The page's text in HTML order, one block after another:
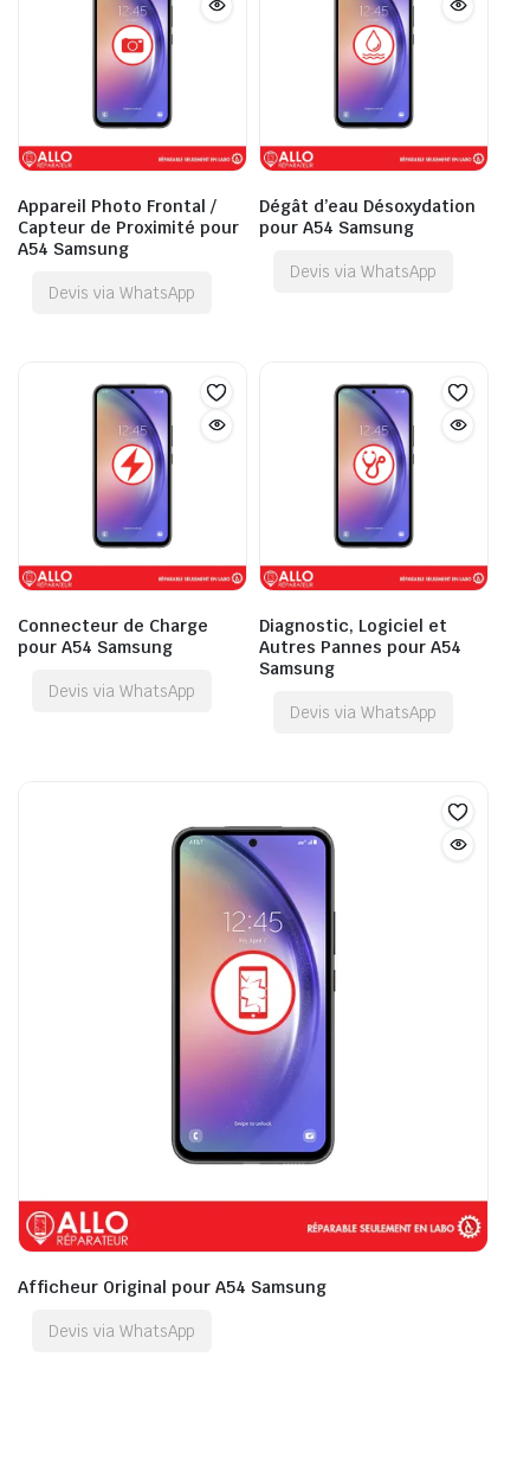
Appareil Photo Frontal /
Capteur de Proximité pour
A54 Samsung
Devis via WhatsApp
Dégât d’eau Désoxydation
pour A54 Samsung
Devis via WhatsApp
Connecteur de Charge
pour A54 Samsung
Devis via WhatsApp
Diagnostic, Logiciel et
Autres Pannes pour A54
Samsung
Devis via WhatsApp
Afficheur Original pour A54 Samsung
Devis via WhatsApp